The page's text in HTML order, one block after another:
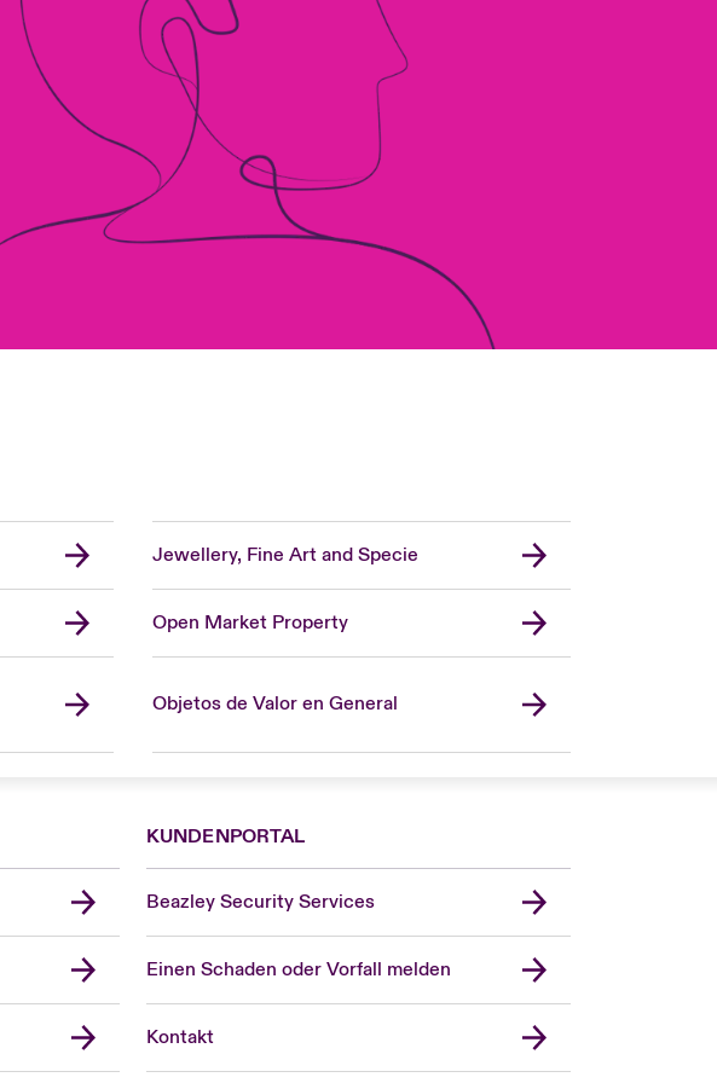
Jewellery, Fine Art and Specie
Open Market Property
Objetos de Valor en General
KUNDENPORTAL
Beazley Security Services
Einen Schaden oder Vorfall melden
KontaktUnited Kingdom